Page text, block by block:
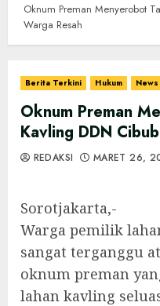
Oknum Preman Menyerobot
Warga Resah
Berita Terkini Hukum News
Oknum Preman
Kavling DDN
REDAKSI MARET 26,
Sorotjakarta,-
Warga pemilik
sangat terganggu
oknum preman
lahan kavling